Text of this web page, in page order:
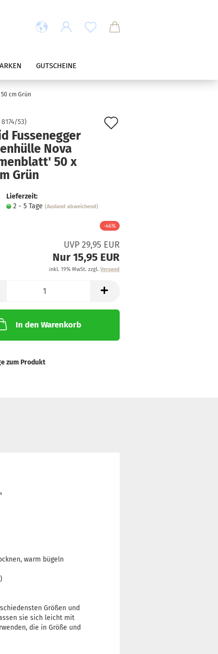
GUTSCHEINE
cm Grün
8174/53)
Fussenegger
Nova
50 x
Grün
Lieferzeit:
2 - 5 Tage (Ausland abweichend)
-46%
UVP 29,95 EUR
Nur 15,95 EUR
inkl. 19% MwSt. zzgl. Versand
In den Warenkorb
zum Produkt
warm bügeln
Größen und
sie sich leicht mit
die in Größe und